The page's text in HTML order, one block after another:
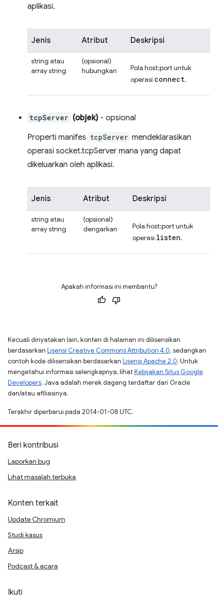
aplikasi.
Jenis Atribut Deskripsi
string atau
array string
(opsional)
hubungkan
Pola host:port untuk
operasi connect.
tcpServer (objek) - opsional
Properti manifes tcpServer mendeklarasikan
operasi socket.tcpServer mana yang dapat
dikeluarkan oleh aplikasi.
Jenis Atribut Deskripsi
string atau
array string
(opsional)
dengarkan
Pola host:port untuk
operasi listen.
Apakah informasi ini membantu?
Kecuali dinyatakan lain, konten di halaman ini dilisensikan
berdasarkan Lisensi Creative Commons Attribution 4.0, sedangkan
contoh kode dilisensikan berdasarkan Lisensi Apache 2.0. Untuk
mengetahui informasi selengkapnya, lihatKebijakan Situs Google
Developers. Java adalah merek dagang terdaftar dari Oracle
dan/atau afiliasinya.
Terakhir diperbarui pada 2014-01-08 UTC.
Beri kontribusi
Laporkan bug
Lihat masalah terbuka
Konten terkait
Update Chromium
Studi kasus
Arsip
Podcast & acara
Ikuti